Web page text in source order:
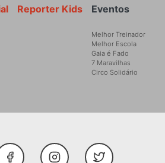
Eventos
Melhor Treinador
Melhor Escola
Gaia é Fado
7 Maravilhas
Circo Solidário
Reporter Kids
InstagramTwitter